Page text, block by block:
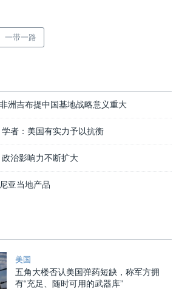
一带一路
洲吉布提中国基地战略意义重大
者：美国有实力予以抗衡
治影响力不断扩大
亚当地产品
美国
五角大楼否认美国弹药短缺，称军方拥
有“充足、随时可用的武器库”